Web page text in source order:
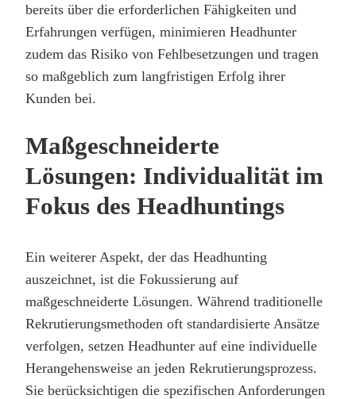
bereits über die erforderlichen Fähigkeiten und
Erfahrungen verfügen, minimieren Headhunter
zudem das Risiko von Fehlbesetzungen und tragen
so maßgeblich zum langfristigen Erfolg ihrer
Kunden bei.
Maßgeschneiderte
Lösungen: Individualität im
Fokus des Headhuntings
Ein weiterer Aspekt, der das Headhunting
auszeichnet, ist die Fokussierung auf
maßgeschneiderte Lösungen. Während traditionelle
Rekrutierungsmethoden oft standardisierte Ansätze
verfolgen, setzen Headhunter auf eine individuelle
Herangehensweise an jeden Rekrutierungsprozess.
Sie berücksichtigen die spezifischen Anforderungen